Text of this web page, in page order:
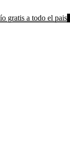
gratis a todo el pais